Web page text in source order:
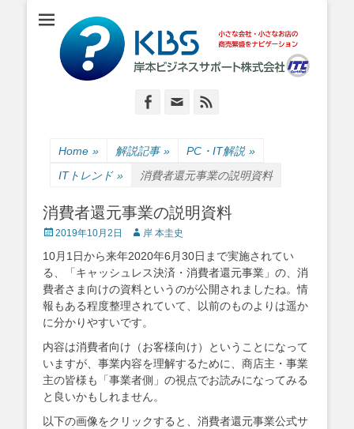
岸本ビジネスサポ
ート株式会社
小さな会社・小さなお店のIT経営をナビゲーション
Facebook
Email
Home » 解説記事 » PC・IT解説 »
ITトレンド » 消費者還元事業の説明資料
消費者還元事業の説明資料
Posted
2019年10月2日 Author
岸 本圭史
10月1日から来年2020年6月30日まで実施されてい
る、「キャッシュレス決済・消費者還元事業」の、消
費者さま向けの資料というのが公開されましたね。情
報もある程度整理されていて、以前のものよりは遥か
に分かりやすいです。
内容は消費者向け（お客様向け）ということになって
いますが、事業内容を理解するために、商店主・事業
主の皆様も「事業者側」の視点でお読みになってみる
と良いかもしれません。
以下の画像をクリックすると、消費者還元事業公式サ